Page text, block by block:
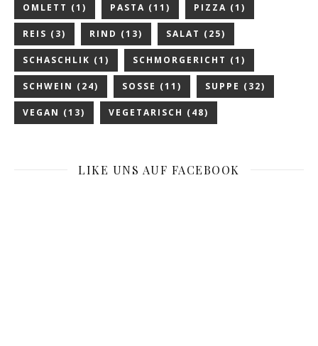
OMLETT (1) PASTA (11) PIZZA (1)
REIS (3) RIND (13) SALAT (25)
SCHASCHLIK (1) SCHMORGERICHT (1)
SCHWEIN (24) SOSSE (11) SUPPE (32)
VEGAN (13) VEGETARISCH (48)
LIKE UNS AUF FACEBOOK